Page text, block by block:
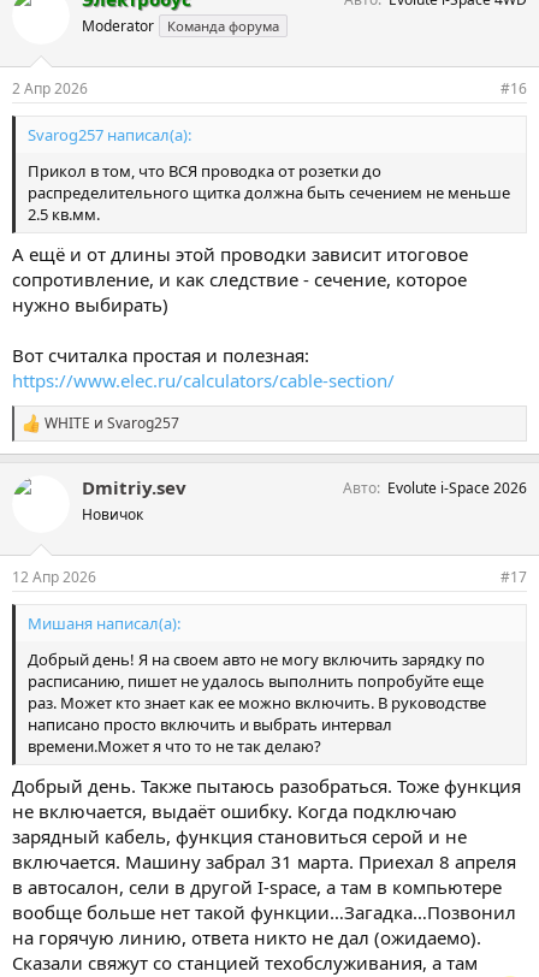
Moderator Команда форума
2 Апр 2026 #16
Svarog257 написал(а):
Прикол в том, что ВСЯ проводка от розетки до
распределительного щитка должна быть сечением не меньше
2.5 кв.мм.
А ещё и от длины этой проводки зависит итоговое
сопротивление, и как следствие - сечение, которое
нужно выбирать)
Вот считалка простая и полезная:
https://www.elec.ru/calculators/cable-section/
С
и
п
:
WHITE и Svarog257
Dmitriy.sev
Новичок
Авто Evolute i-Space 2026
12 Апр 2026 #17
Мишаня написал(а):
Добрый день! Я на своем авто не могу включить зарядку по
расписанию, пишет не удалось выполнить попробуйте еще
раз. Может кто знает как ее можно включить. В руководстве
написано просто включить и выбрать интервал
времени.Может я что то не так делаю?
Добрый день. Также пытаюсь разобраться. Тоже функция
не включается, выдаёт ошибку. Когда подключаю
зарядный кабель, функция становиться серой и не
включается. Машину забрал 31 марта. Приехал 8 апреля
в автосалон, сели в другой I-space, а там в компьютере
вообще больше нет такой функции…Загадка…Позвонил
на горячую линию, ответа никто не дал (ожидаемо).
Сказали свяжут со станцией техобслуживания, а там